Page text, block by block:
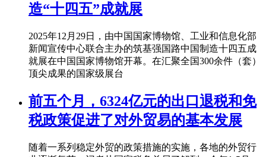
造“十四五”成就展
2025年12月29日，由中国国家博物馆、工业和信息化部
新闻宣传中心联合主办的筑基强国路中国制造十四五成
就展在中国国家博物馆开幕。在汇聚全国300余件（套）
顶尖成果的国家级展台
前五个月，6324亿元的出口退税和免
税政策促进了对外贸易的基本发展
随着一系列稳定外贸的政策措施的实施，各地的外贸行